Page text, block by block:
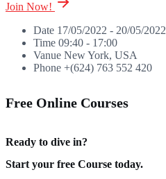
Join Now!
Date 17/05/2022 - 20/05/2022
Time 09:40 - 17:00
Vanue New York, USA
Phone +(624) 763 552 420
Free Online Courses
Ready to dive in?
Start your free Course today.